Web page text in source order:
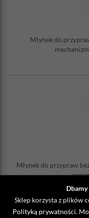
Sklep korzysta z plików
Polityką prywatności .
Młynek do
Młynek do przypraw